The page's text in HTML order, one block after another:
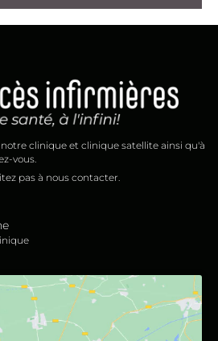
clinique et clinique satellite ainsi qu'à
vous.
pas à nous contacter.